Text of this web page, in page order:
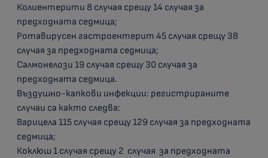
Колиентерити 8 случая срещу 14 случая за
предходната седмица;
Ротавирусен гастроентерит 45 случая срещу 38
случая за предходната седмица;
Салмонелози 19 случая срещу 30 случая за
предходната седмица.
Въздушно-капкови инфекции: регистрираните
случаи са както следва:
Варицела 115 случая срещу 129 случая за предходната
седмица;
Коклюш 1 случая срещу 2 случая за предходната